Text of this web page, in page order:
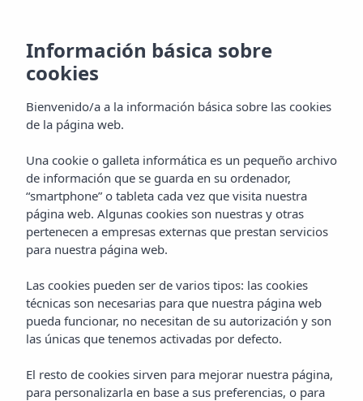
Información básica sobre
cookies
Bienvenido/a a la información básica sobre las cookies
de la página web.
Una cookie o galleta informática es un pequeño archivo
de información que se guarda en su ordenador,
“smartphone” o tableta cada vez que visita nuestra
página web. Algunas cookies son nuestras y otras
pertenecen a empresas externas que prestan servicios
para nuestra página web.
Las cookies pueden ser de varios tipos: las cookies
técnicas son necesarias para que nuestra página web
pueda funcionar, no necesitan de su autorización y son
las únicas que tenemos activadas por defecto.
El resto de cookies sirven para mejorar nuestra página,
para personalizarla en base a sus preferencias, o para